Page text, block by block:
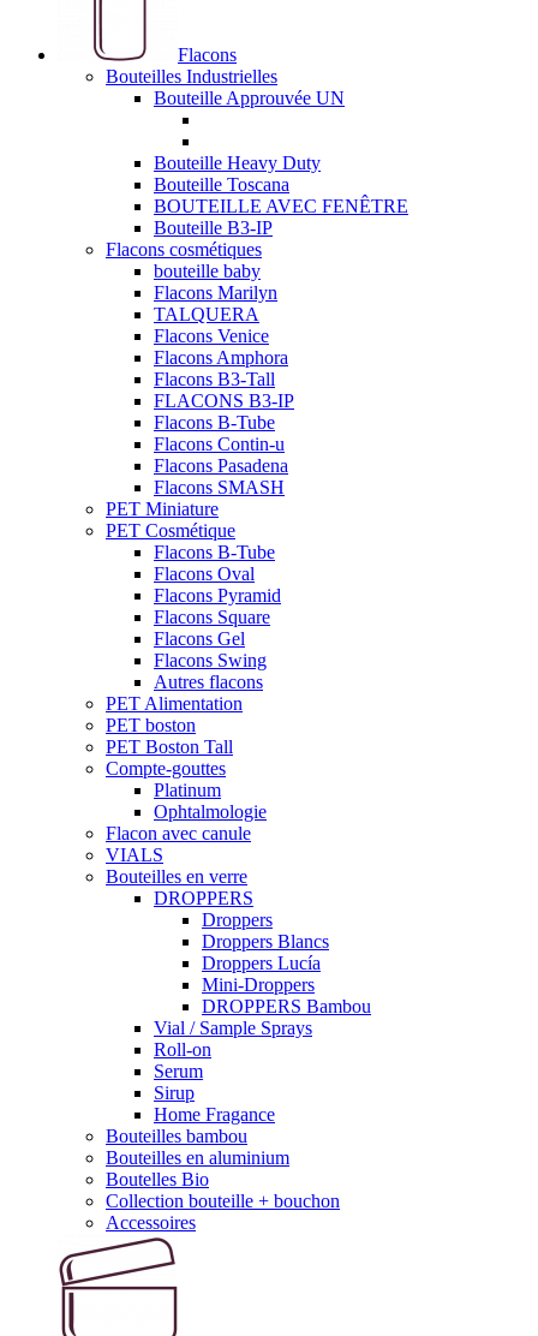
Flacons
Bouteilles Industrielles
Bouteille Approuvée UN
Bouteille Heavy Duty
Bouteille Toscana
BOUTEILLE AVEC FENÊTRE
Bouteille B3-IP
Flacons cosmétiques
bouteille baby
Flacons Marilyn
TALQUERA
Flacons Venice
Flacons Amphora
Flacons B3-Tall
FLACONS B3-IP
Flacons B-Tube
Flacons Contin-u
Flacons Pasadena
Flacons SMASH
PET Miniature
PET Cosmétique
Flacons B-Tube
Flacons Oval
Flacons Pyramid
Flacons Square
Flacons Gel
Flacons Swing
Autres flacons
PET Alimentation
PET boston
PET Boston Tall
Compte-gouttes
Platinum
Ophtalmologie
Flacon avec canule
VIALS
Bouteilles en verre
DROPPERS
Droppers
Droppers Blancs
Droppers Lucía
Mini-Droppers
DROPPERS Bambou
Vial / Sample Sprays
Roll-on
Serum
Sirup
Home Fragance
Bouteilles bambou
Bouteilles en aluminium
Boutelles Bio
Collection bouteille + bouchon
Accessoires